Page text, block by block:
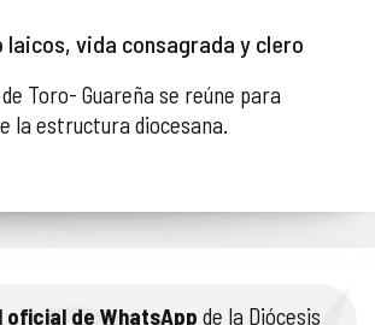
laicos, vida consagrada y clero
Toro- Guareña se reúne para
la estructura diocesana.
oficial de WhatsApp de la Diócesis